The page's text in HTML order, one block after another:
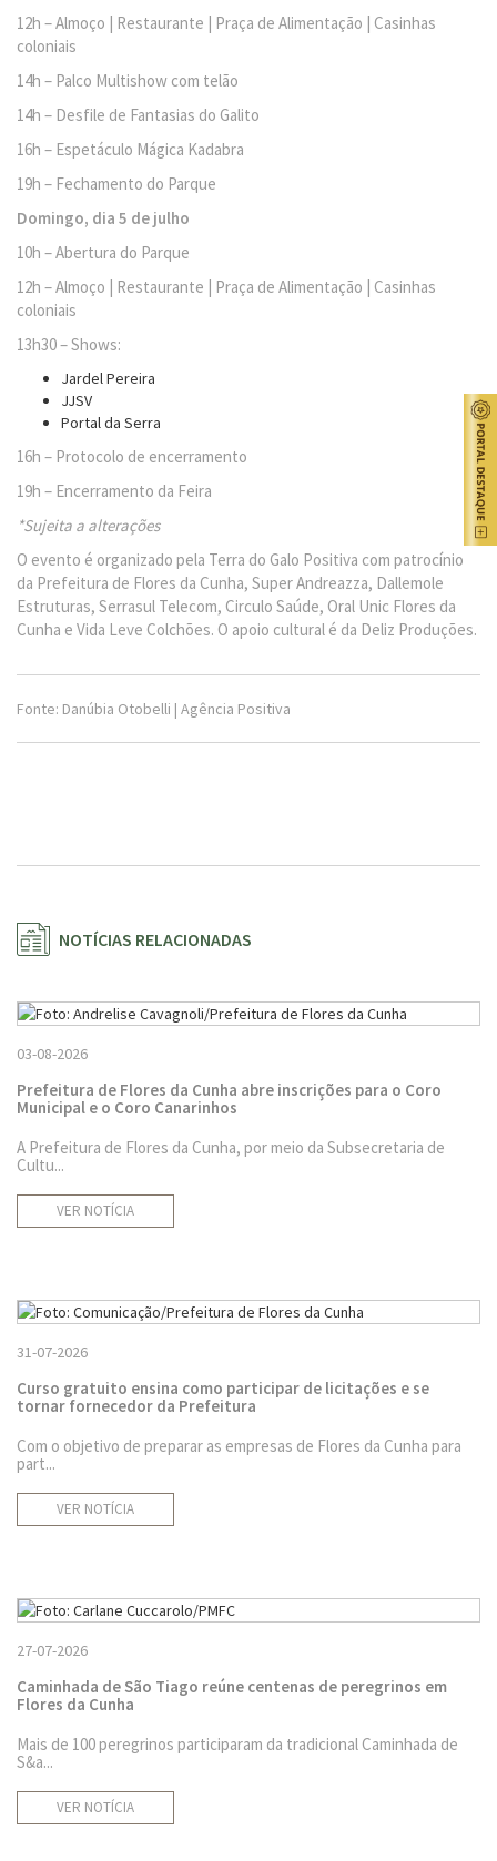
12h – Almoço | Restaurante | Praça de Alimentação | Casinhas
coloniais
14h – Palco Multishow com telão
14h – Desfile de Fantasias do Galito
16h – Espetáculo Mágica Kadabra
19h – Fechamento do Parque
Domingo, dia 5 de julho
10h – Abertura do Parque
12h – Almoço | Restaurante | Praça de Alimentação | Casinhas
coloniais
13h30 – Shows:
Jardel Pereira
JJSV
Portal da Serra
16h – Protocolo de encerramento
19h – Encerramento da Feira
*Sujeita a alterações
O evento é organizado pela Terra do Galo Positiva com patrocínio
da Prefeitura de Flores da Cunha, Super Andreazza, Dallemole
Estruturas, Serrasul Telecom, Circulo Saúde, Oral Unic Flores da
Cunha e Vida Leve Colchões. O apoio cultural é da Deliz Produções.
Fonte: Danúbia Otobelli | Agência Positiva
NOTÍCIAS RELACIONADAS
03-08-2026
Prefeitura de Flores da Cunha abre inscrições para o Coro
Municipal e o Coro Canarinhos
A Prefeitura de Flores da Cunha, por meio da Subsecretaria de
Cultu...
VER NOTÍCIA
31-07-2026
Curso gratuito ensina como participar de licitações e se
tornar fornecedor da Prefeitura
Com o objetivo de preparar as empresas de Flores da Cunha para
part...
VER NOTÍCIA
27-07-2026
Caminhada de São Tiago reúne centenas de peregrinos em
Flores da Cunha
Mais de 100 peregrinos participaram da tradicional Caminhada de
S&a...
VER NOTÍCIA